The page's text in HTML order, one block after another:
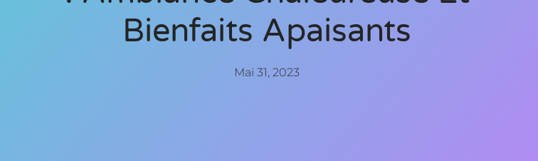
Bienfaits Apaisants
Mai 31, 2023